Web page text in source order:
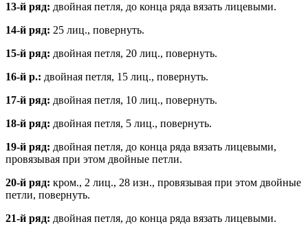
13-й ряд: двойная петля, до конца ряда вязать лицевыми.
14-й ряд: 25 лиц., повернуть.
15-й ряд: двойная петля, 20 лиц., повернуть.
16-й р.: двойная петля, 15 лиц., повернуть.
17-й ряд: двойная петля, 10 лиц., повернуть.
18-й ряд: двойная петля, 5 лиц., повернуть.
19-й ряд: двойная петля, до конца ряда вязать лицевыми,
провязывая при этом двойные петли.
20-й ряд: кром., 2 лиц., 28 изн., провязывая при этом двойные
петли, повернуть.
21-й ряд: двойная петля, до конца ряда вязать лицевыми.